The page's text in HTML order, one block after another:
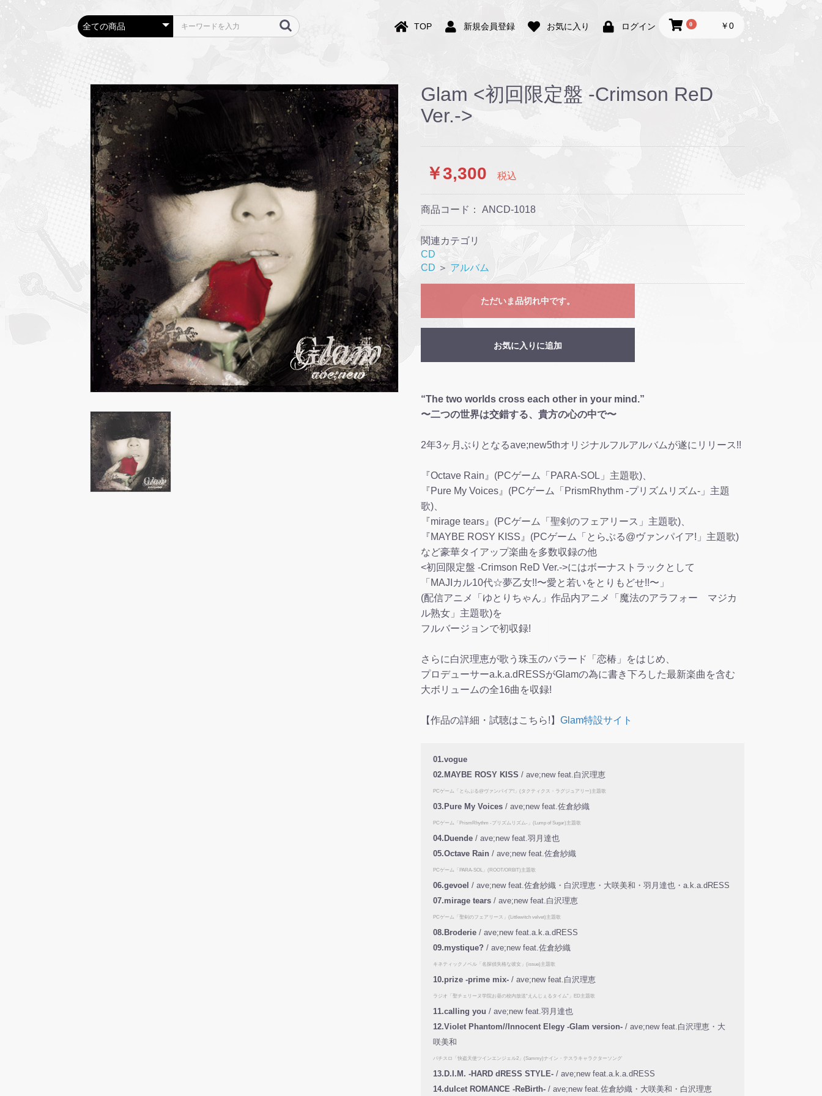
TOP 新規会員登録 お気に入り ログイン 0 ￥0
Glam <初回限定盤 -Crimson ReD
Ver.->
￥3,300 税込
商品コード： ANCD-1018
関連カテゴリ
CD
CD ＞ アルバム
ただいま品切れ中です。
お気に入りに追加
“The two worlds cross each other in your mind.”
〜二つの世界は交錯する、貴方の心の中で〜
2年3ヶ月ぶりとなるave;new5thオリジナルフルアルバムが遂にリリース!!
『Octave Rain』(PCゲーム「PARA-SOL」主題歌)、
『Pure My Voices』(PCゲーム「PrismRhythm -プリズムリズム-」主題
歌)、
『mirage tears』(PCゲーム「聖剣のフェアリース」主題歌)、
『MAYBE ROSY KISS』(PCゲーム「とらぶる@ヴァンパイア!」主題歌)
など豪華タイアップ楽曲を多数収録の他
<初回限定盤 -Crimson ReD Ver.->にはボーナストラックとして
「MAJIカル10代☆夢乙女!!〜愛と若いをとりもどせ!!〜」
(配信アニメ「ゆとりちゃん」作品内アニメ「魔法のアラフォー マジカ
ル熟女」主題歌)を
フルバージョンで初収録!
さらに白沢理恵が歌う珠玉のバラード「恋椿」をはじめ、
プロデューサーa.k.a.dRESSがGlamの為に書き下ろした最新楽曲を含む
大ボリュームの全16曲を収録!
【作品の詳細・試聴はこちら!】 Glam特設サイト
01.vogue
02.MAYBE ROSY KISS / ave;new feat.白沢理恵
PCゲーム「とらぶる@ヴァンパイア!」(タクティクス・ラグジュアリー)主題歌
03.Pure My Voices / ave;new feat.佐倉紗織
PCゲーム「PrismRhythm -プリズムリズム-」(Lump of Sugar)主題歌
04.Duende / ave;new feat.羽月達也
05.Octave Rain / ave;new feat.佐倉紗織
PCゲーム「PARA-SOL」(ROOT/ORBIT)主題歌
06.gevoel / ave;new feat.佐倉紗織・白沢理恵・大咲美和・羽月達也・a.k.a.dRESS
07.mirage tears / ave;new feat.白沢理恵
PCゲーム「聖剣のフェアリース」(Littlewitch velvet)主題歌
08.Broderie / ave;new feat.a.k.a.dRESS
09.mystique? / ave;new feat.佐倉紗織
キネティックノベル「名探偵失格な彼女」(issue)主題歌
10.prize -prime mix- / ave;new feat.白沢理恵
ラジオ「聖チェリーヌ学院お昼の校内放送“えんじぇるタイム”」ED主題歌
11.calling you / ave;new feat.羽月達也
12.Violet Phantom//Innocent Elegy -Glam version- / ave;new feat.白沢理恵・大
咲美和
パチスロ「快盗天使ツインエンジェル2」(Sammy)ナイン・テスラキャラクターソング
13.D.I.M. -HARD dRESS STYLE- / ave;new feat.a.k.a.dRESS
14.dulcet ROMANCE -ReBirth- / ave;new feat.佐倉紗織・大咲美和・白沢理恵